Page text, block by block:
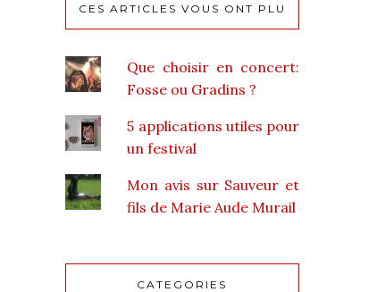
CES ARTICLES VOUS ONT PLU
Que choisir en concert:
Fosse ou Gradins ?
5 applications utiles pour
un festival
Mon avis sur Sauveur et
fils de Marie Aude Murail
CATEGORIES